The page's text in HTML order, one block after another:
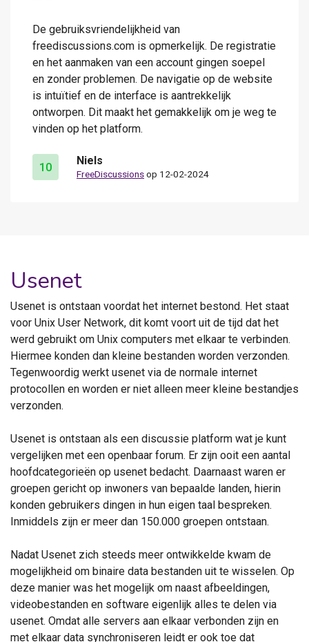
De gebruiksvriendelijkheid van
freediscussions.com is opmerkelijk. De registratie
en het aanmaken van een account gingen soepel
en zonder problemen. De navigatie op de website
is intuïtief en de interface is aantrekkelijk
ontworpen. Dit maakt het gemakkelijk om je weg te
vinden op het platform.
10
Niels
FreeDiscussionsop 12-02-2024
Usenet
Usenet is ontstaan voordat het internet bestond. Het staat
voor Unix User Network, dit komt voort uit de tijd dat het
werd gebruikt om Unix computers met elkaar te verbinden.
Hiermee konden dan kleine bestanden worden verzonden.
Tegenwoordig werkt usenet via de normale internet
protocollen en worden er niet alleen meer kleine bestandjes
verzonden.
Usenet is ontstaan als een discussie platform wat je kunt
vergelijken met een openbaar forum. Er zijn ooit een aantal
hoofdcategorieën op usenet bedacht. Daarnaast waren er
groepen gericht op inwoners van bepaalde landen, hierin
konden gebruikers dingen in hun eigen taal bespreken.
Inmiddels zijn er meer dan 150.000 groepen ontstaan.
Nadat Usenet zich steeds meer ontwikkelde kwam de
mogelijkheid om binaire data bestanden uit te wisselen. Op
deze manier was het mogelijk om naast afbeeldingen,
videobestanden en software eigenlijk alles te delen via
usenet. Omdat alle servers aan elkaar verbonden zijn en
met elkaar data synchroniseren leidt er ook toe dat